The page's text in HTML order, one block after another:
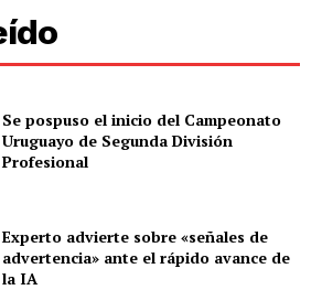
Se pospuso el inicio del Campeonato
Uruguayo de Segunda División
Profesional
Experto advierte sobre «señales de
advertencia» ante el rápido avance de
la IA